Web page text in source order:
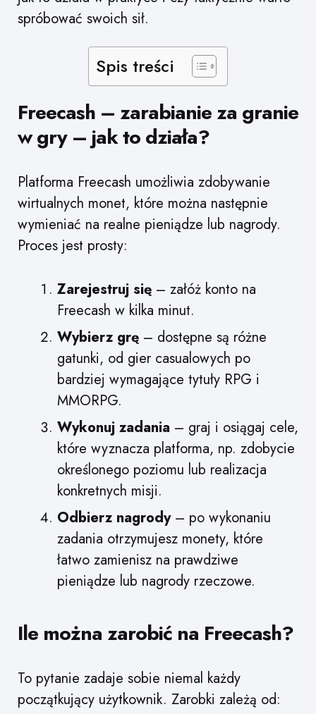
spróbować swoich sił.
Spis treści
Freecash – zarabianie za granie
w gry – jak to działa?
Platforma Freecash umożliwia zdobywanie
wirtualnych monet, które można następnie
wymieniać na realne pieniądze lub nagrody.
Proces jest prosty:
Zarejestruj się – załóż konto na
Freecash w kilka minut.
Wybierz grę – dostępne są różne
gatunki, od gier casualowych po
bardziej wymagające tytuły RPG i
MMORPG.
Wykonuj zadania – graj i osiągaj cele,
które wyznacza platforma, np. zdobycie
określonego poziomu lub realizacja
konkretnych misji.
Odbierz nagrody– po wykonaniu
zadania otrzymujesz monety, które
łatwo zamienisz na prawdziwe
pieniądze lub nagrody rzeczowe.
Ile można zarobić na Freecash?
To pytanie zadaje sobie niemal każdy
początkujący użytkownik. Zarobki zależą od: